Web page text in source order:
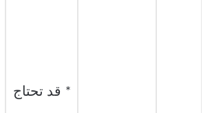
* قد تحتاج